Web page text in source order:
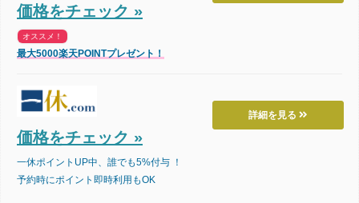
価格をチェック »
オススメ！
最大5000楽天POINTプレゼント！
詳細を見る
価格をチェック »
一休ポイントUP中、誰でも5%付与 ！
予約時にポイント即時利用もOK